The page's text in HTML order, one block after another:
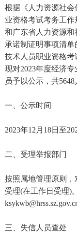
根据《人力资源社
业资格考试考务工作
和广东省人力资源
承诺制证明事项清单
技术人员职业资格考
现对2023年度经济
员予以公示，共5648
一、公示时间
2023年12月18日至
二、受理举报部门
按照属地管理原则
受理(在工作日受理)
三、失信人员查处